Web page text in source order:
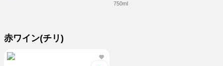
750ml
赤ワイン(チリ)